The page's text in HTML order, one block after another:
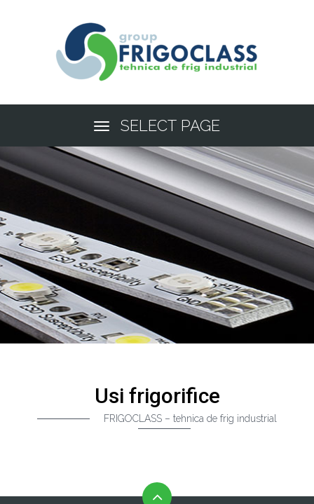
SELECT PAGE
Usi frigorifice
FRIGOCLASS – tehnica de frig industrial